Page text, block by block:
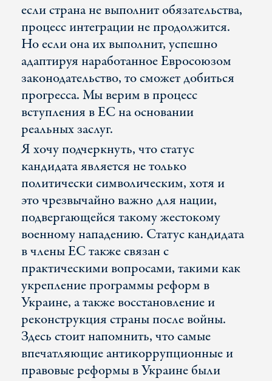
если страна не выполнит обязательства,
процесс интеграции не продолжится.
Но если она их выполнит, успешно
адаптируя наработанное Евросоюзом
законодательство, то сможет добиться
прогресса. Мы верим в процесс
вступления в ЕС на основании
реальных заслуг.
Я хочу подчеркнуть, что статус
кандидата является не только
политически символическим, хотя и
это чрезвычайно важно для нации,
подвергающейся такому жестокому
военному нападению. Статус кандидата
в члены ЕС также связан с
практическими вопросами, такими как
укрепление программы реформ в
Украине, а также восстановление и
реконструкция страны после войны.
Здесь стоит напомнить, что самые
впечатляющие антикоррупционные и
правовые реформы в Украине были